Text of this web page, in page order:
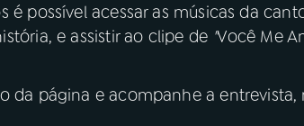
é possível acessar as músicas da
e assistir ao clipe de "Você Me
da página e acompanhe a entrevista,